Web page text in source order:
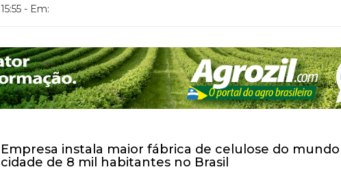
15:55 - Em:
Empresa instala maior fábrica de celulose do
cidade de 8 mil habitantes no Brasil